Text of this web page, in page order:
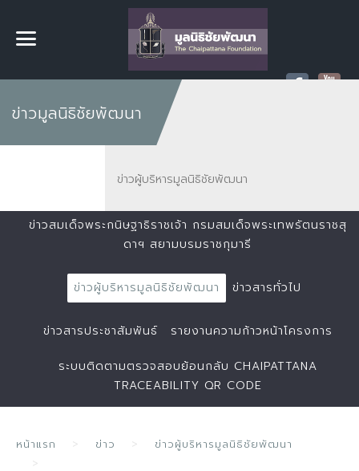
ข่าวมูลนิธิชัยพัฒนา
ข่าวผู้บริหารมูลนิธิชัยพัฒนา
ข่าวสมเด็จพระกนิษฐาธิราชเจ้า กรมสมเด็จพระเทพรัตนราชสุ
ดาฯ สยามบรมราชกุมารี
ข่าวผู้บริหารมูลนิธิชัยพัฒนา ข่าวสารทั่วไป
ข่าวสารประชาสัมพันธ์ รายงานความก้าวหน้าโครงการ
ระบบติดตามตรวจสอบย้อนกลับ CHAIPATTANA
TRACEABILITY QR CODE
หน้าแรก ข่าว ข่าวผู้บริหารมูลนิธิชัยพัฒนา